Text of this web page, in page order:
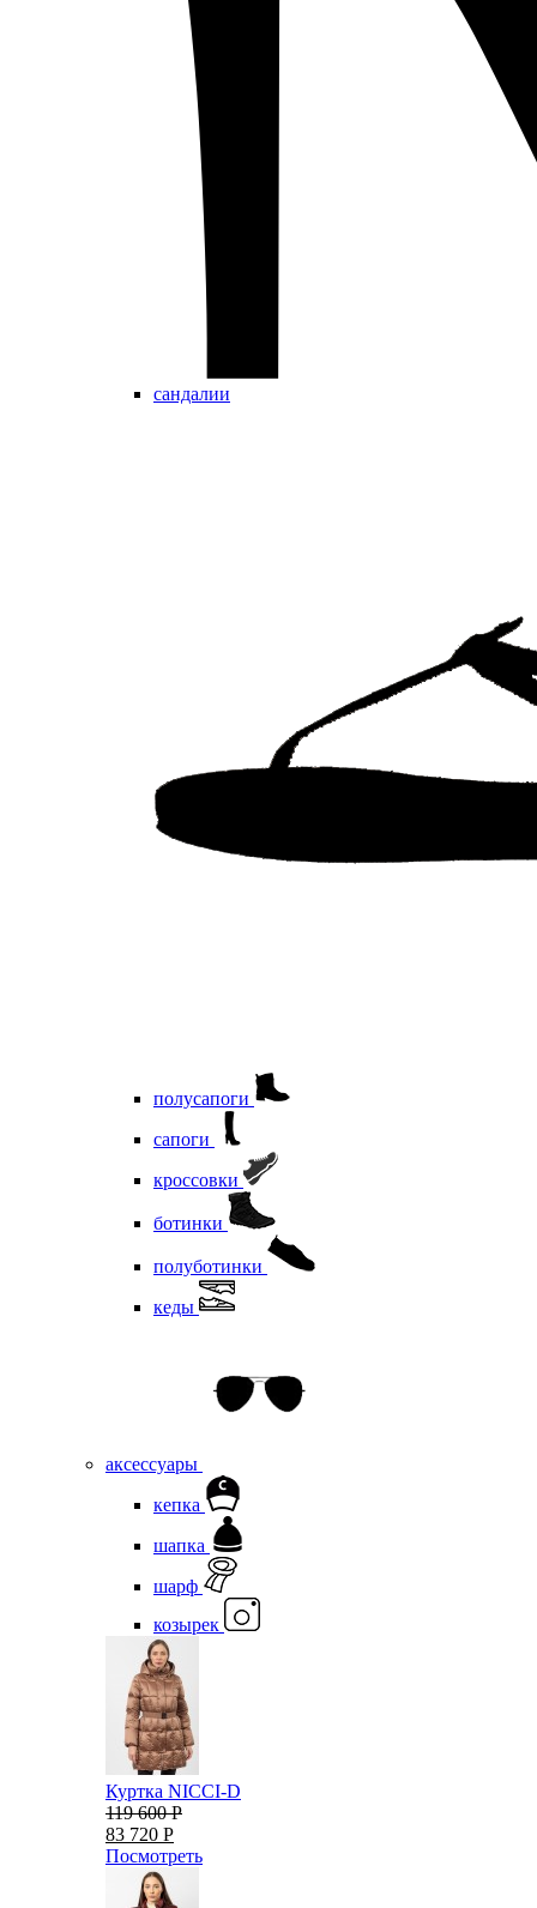
сандалии
полусапоги
сапоги
кроссовки
ботинки
полуботинки
кеды
аксессуары
кепка
шапка
шарф
козырек
Куртка NICCI-D
119 600 Р
83 720 Р
Посмотреть